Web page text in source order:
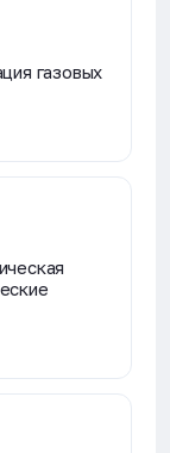
газовых